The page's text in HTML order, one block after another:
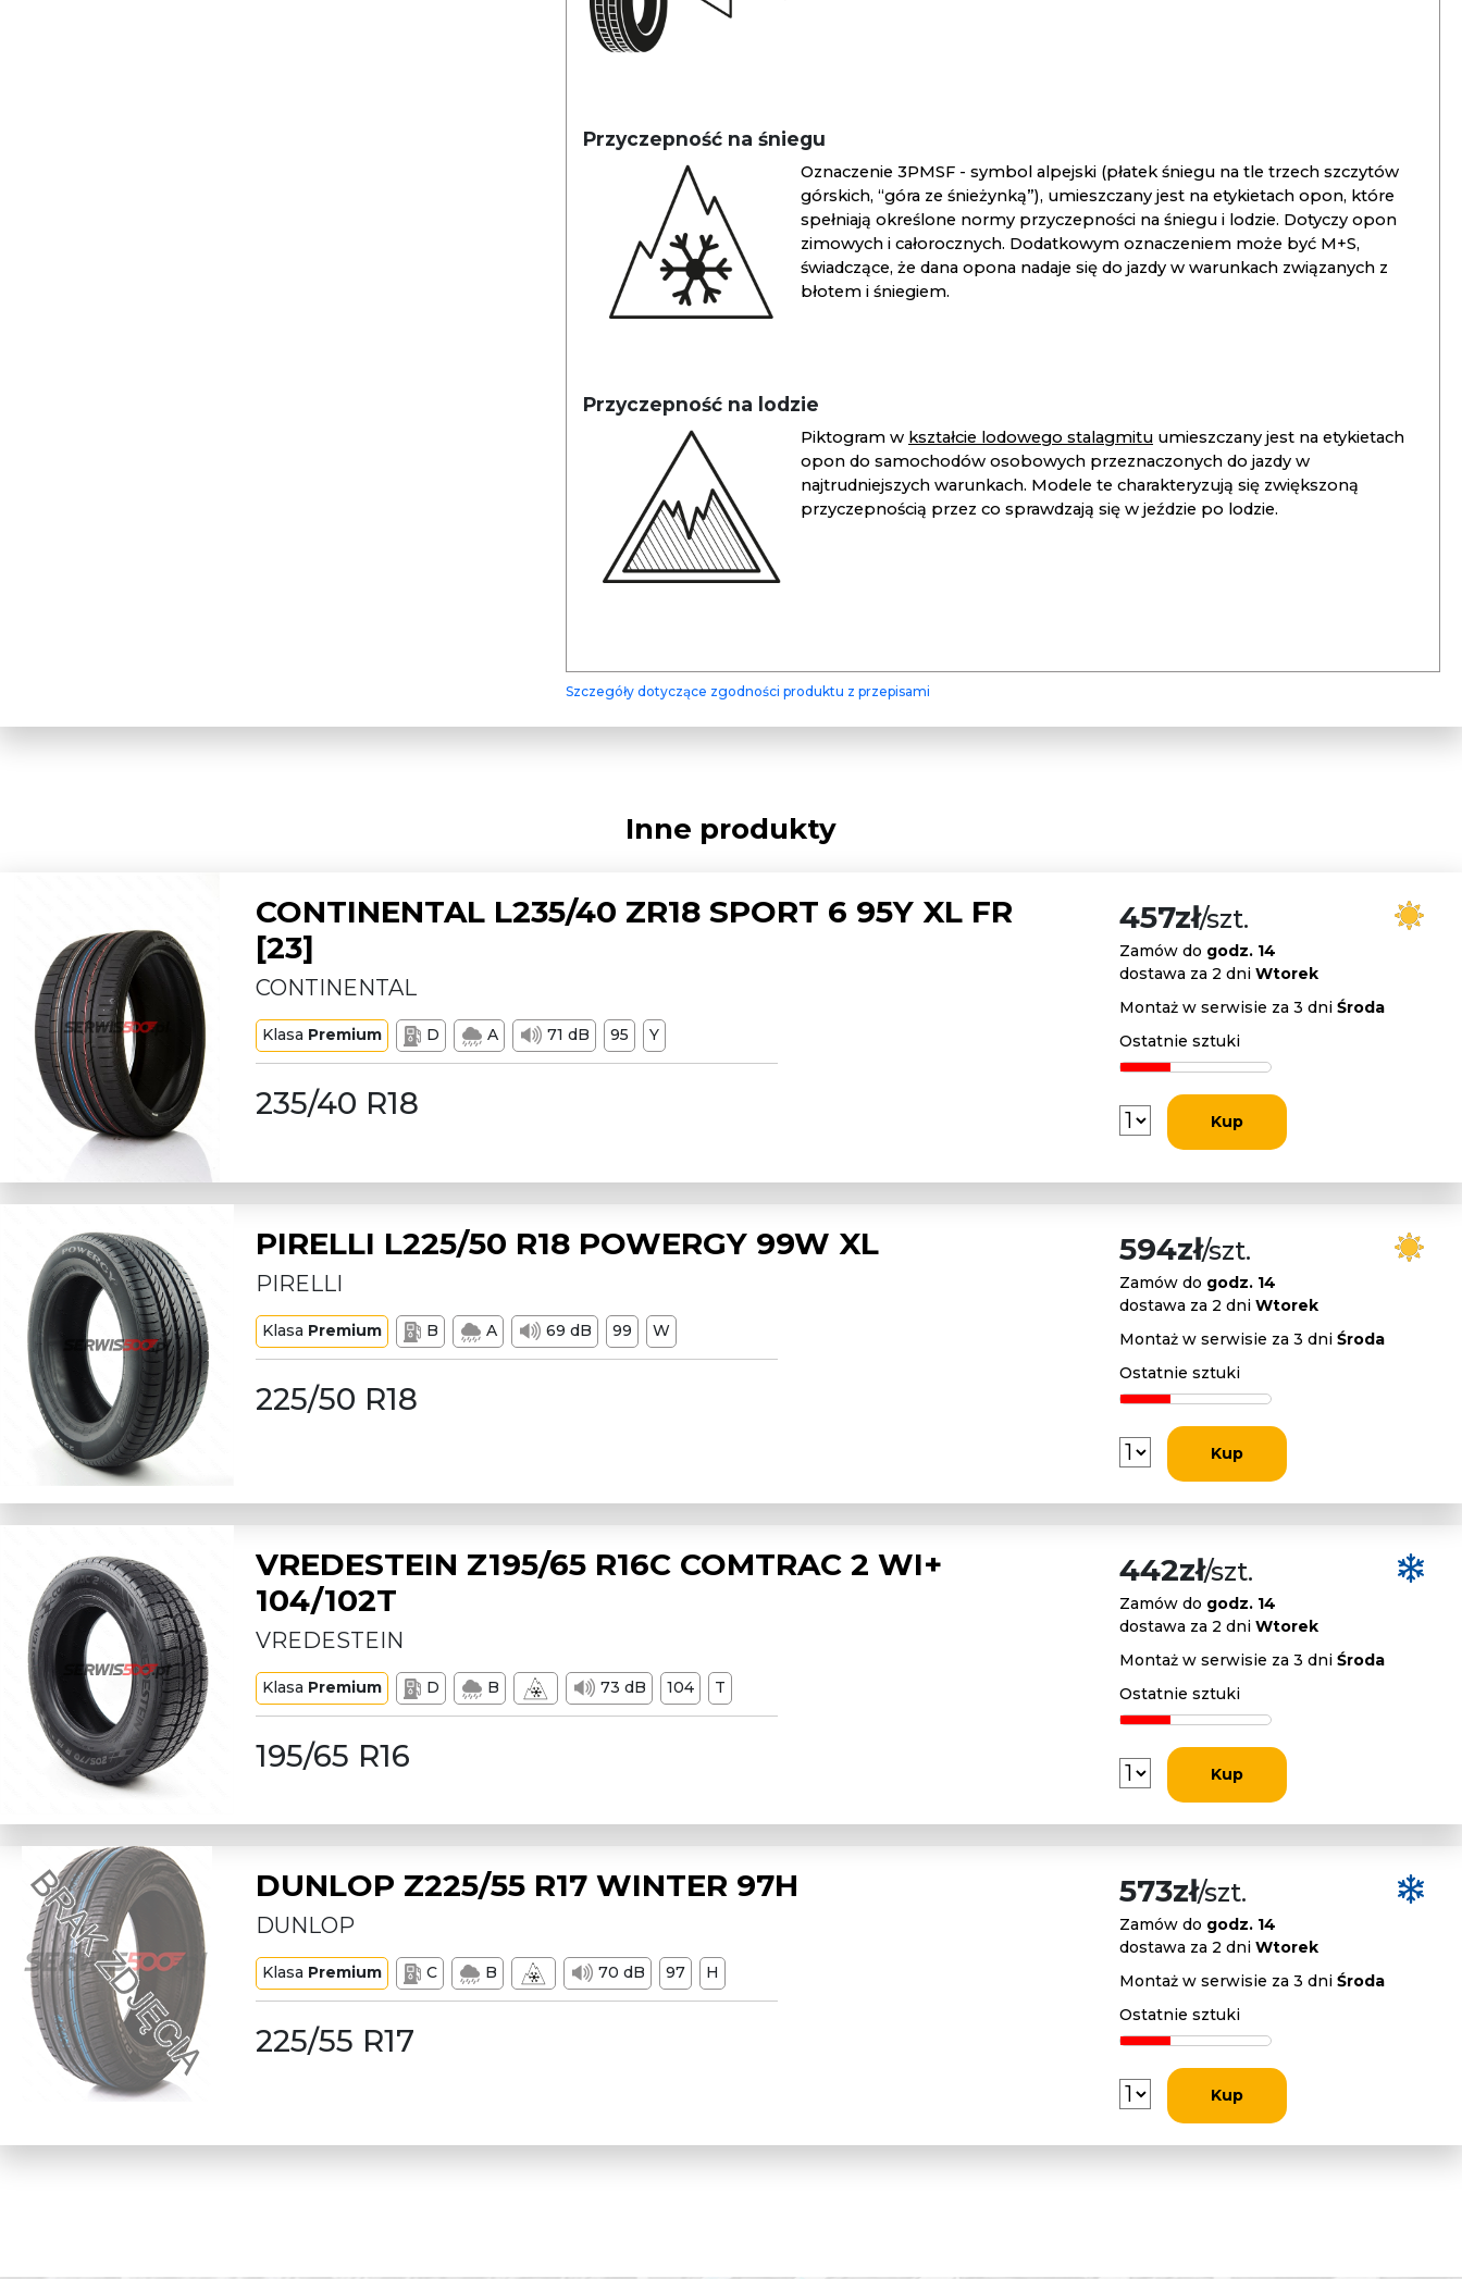
Przyczepność na śniegu
Oznaczenie 3PMSF - symbol alpejski (płatek śniegu na tle trzech szczytów
górskich, “góra ze śnieżynką”), umieszczany jest na etykietach opon, które
spełniają określone normy przyczepności na śniegu i lodzie. Dotyczy opon
zimowych i całorocznych. Dodatkowym oznaczeniem może być M+S,
świadczące, że dana opona nadaje się do jazdy w warunkach związanych z
błotem i śniegiem.
Przyczepność na lodzie
Piktogram w kształcie lodowego stalagmitu umieszczany jest na etykietach
opon do samochodów osobowych przeznaczonych do jazdy w
najtrudniejszych warunkach. Modele te charakteryzują się zwiększoną
przyczepnością przez co sprawdzają się w jeździe po lodzie.
Szczegóły dotyczące zgodności produktu z przepisami
Inne produkty
CONTINENTAL L235/40 ZR18 SPORT 6 95Y XL FR
[23]
CONTINENTAL
Klasa Premium D A 71 dB 95 Y
235/40 R18
457zł/szt.
Zamów do godz. 14
dostawa za 2 dni Wtorek
Montaż w serwisie za 3 dni Środa
Ostatnie sztuki
Kup
PIRELLI L225/50 R18 POWERGY 99W XL
PIRELLI
Klasa Premium B A 69 dB 99 W
225/50 R18
594zł/szt.
Zamów do godz. 14
dostawa za 2 dni Wtorek
Montaż w serwisie za 3 dni Środa
Ostatnie sztuki
Kup
VREDESTEIN Z195/65 R16C COMTRAC 2 WI+
104/102T
VREDESTEIN
Klasa Premium D B 73 dB 104 T
195/65 R16
442zł/szt.
Zamów do godz. 14
dostawa za 2 dni Wtorek
Montaż w serwisie za 3 dni Środa
Ostatnie sztuki
Kup
DUNLOP Z225/55 R17 WINTER 97H
DUNLOP
Klasa Premium C B 70 dB 97 H
225/55 R17
573zł/szt.
Zamów do godz. 14
dostawa za 2 dni Wtorek
Montaż w serwisie za 3 dni Środa
Ostatnie sztuki
Kup